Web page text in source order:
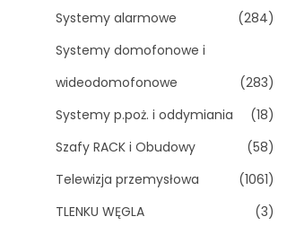
Systemy alarmowe
(284)
Systemy domofonowe i
wideodomofonowe
(283)
Systemy p.poż. i oddymiania
(18)
Szafy RACK i Obudowy
(58)
Telewizja przemysłowa
(1061)
TLENKU WĘGLA
(3)